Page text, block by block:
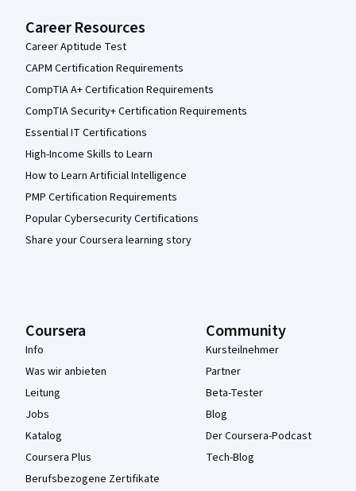
Career Resources
Career Aptitude Test
CAPM Certification Requirements
CompTIA A+ Certification Requirements
CompTIA Security+ Certification Requirements
Essential IT Certifications
High-Income Skills to Learn
How to Learn Artificial Intelligence
PMP Certification Requirements
Popular Cybersecurity Certifications
Share your Coursera learning story
Coursera
Info
Was wir anbieten
Leitung
Jobs
Katalog
Coursera Plus
Berufsbezogene Zertifikate
Community
Kursteilnehmer
Partner
Beta-Tester
Blog
Der Coursera-Podcast
Tech-Blog